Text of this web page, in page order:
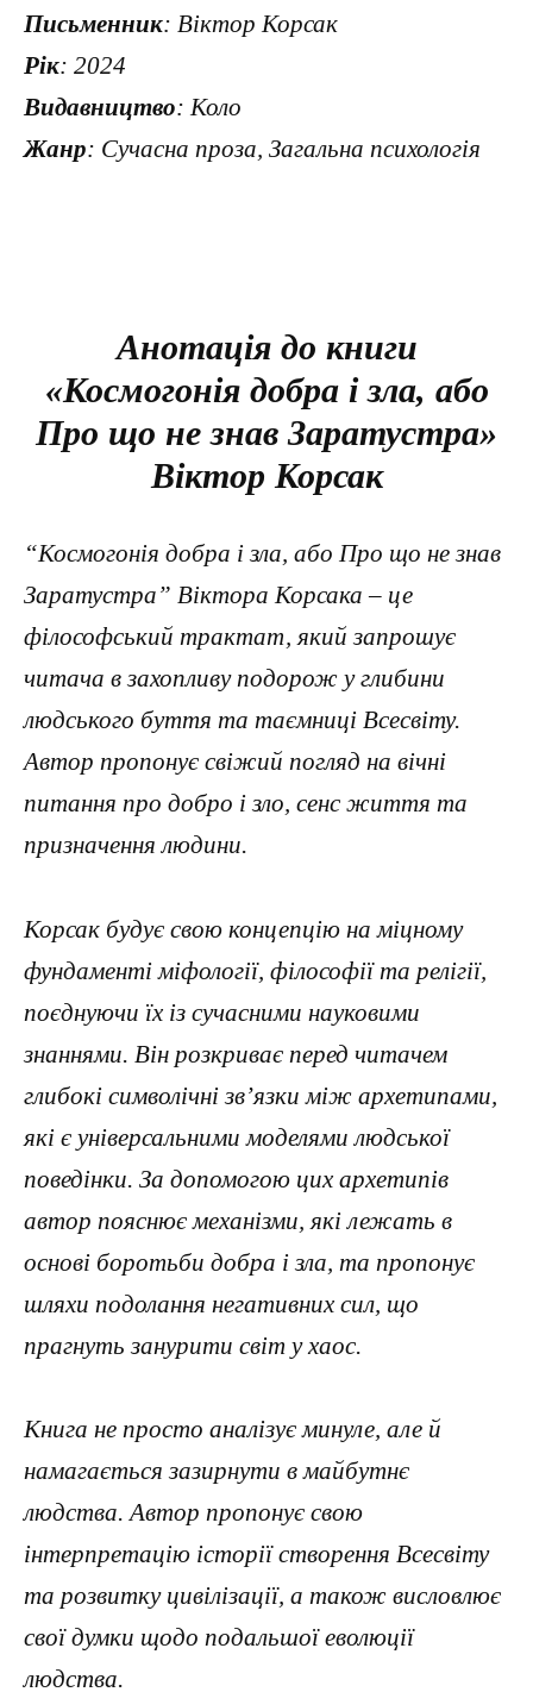
Письменник: Віктор Корсак
Рік: 2024
Видавництво: Коло
Жанр: Сучасна проза, Загальна психологія
Анотація до книги
«Космогонія добра і зла, або
Про що не знав Заратустра»
Віктор Корсак
“Космогонія добра і зла, або Про що не знав
Заратустра” Віктора Корсака – це
філософський трактат, який запрошує
читача в захопливу подорож у глибини
людського буття та таємниці Всесвіту.
Автор пропонує свіжий погляд на вічні
питання про добро і зло, сенс життя та
призначення людини.
Корсак будує свою концепцію на міцному
фундаменті міфології, філософії та релігії,
поєднуючи їх із сучасними науковими
знаннями. Він розкриває перед читачем
глибокі символічні зв’язки між архетипами,
які є універсальними моделями людської
поведінки. За допомогою цих архетипів
автор пояснює механізми, які лежать в
основі боротьби добра і зла, та пропонує
шляхи подолання негативних сил, що
прагнуть занурити світ у хаос.
Книга не просто аналізує минуле, але й
намагається зазирнути в майбутнє
людства. Автор пропонує свою
інтерпретацію історії створення Всесвіту
та розвитку цивілізації, а також висловлює
свої думки щодо подальшої еволюції
людства.